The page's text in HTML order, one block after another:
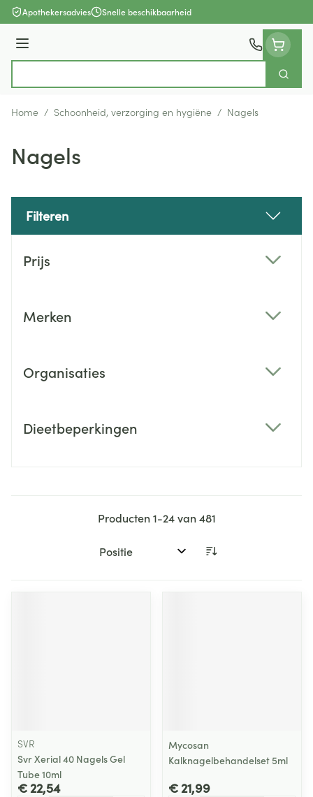
Ga naar de inhoud
Apothekersadvies Snelle beschikbaarheid
Menu
Zoek
Home / Schoonheid, verzorging en hygiëne / Nagels
Nagels
Filteren
Prijs
Merken
Organisaties
Dieetbeperkingen
Producten1-24van481
Sorteer op:
SVR
Svr Xerial 40 Nagels Gel
Tube 10ml
€ 22,54
Mycosan
Kalknagelbehandelset 5ml
€ 21,99